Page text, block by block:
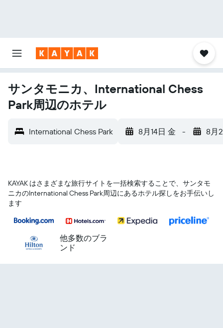
サンタモニカ、International Chess
Park周辺のホテル
International Chess Park 8月14日 金 - 8月
KAYAK はさまざまな旅行サイトを一括検索することで、サンタモ
ニカ​のInternational Chess Park​周辺にあるホテル探しをお手伝いし
ます
他多数のブラ
ンド